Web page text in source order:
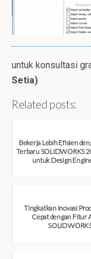
untuk konsultasi
Setia)
Related posts:
Bekerja Lebih Efisien
Terbaru SOLIDWORKS
untuk Design
Tingkatkan Inovasi
Cepat dengan Fitur